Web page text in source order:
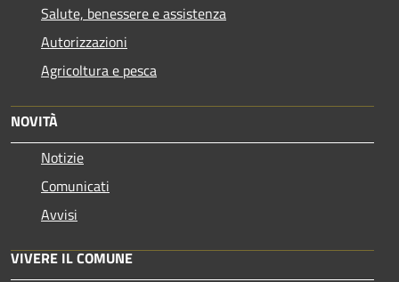
Salute, benessere e assistenza
Autorizzazioni
Agricoltura e pesca
NOVITÀ
Notizie
Comunicati
Avvisi
VIVERE IL COMUNE